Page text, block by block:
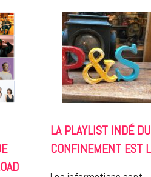
LA PLAYLIST INDÉ DU
CONFINEMENT EST